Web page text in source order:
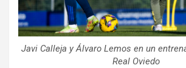
Javi Calleja y Álvaro Lemos en un
Real Oviedo